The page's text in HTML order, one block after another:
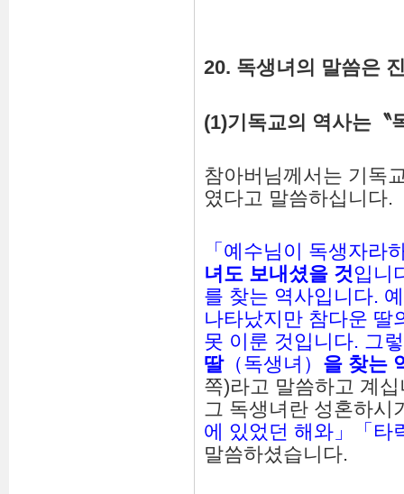
20. 독생녀의 말씀은
(1)기독교의 역사는 〝
참아버님께서는 기독
였다고 말씀하십니다.
「예수님이 독생자
녀 도 보내셨을 것입니
를 찾는 역사입니다.
나타났지만 참다운 딸
못 이룬 것입니다. 그
딸（독생녀） 을 찾는
쪽)라고 말씀하고 계
그 독생녀란 성혼하시
에 있었던 해와」「타
말씀하셨습니다.